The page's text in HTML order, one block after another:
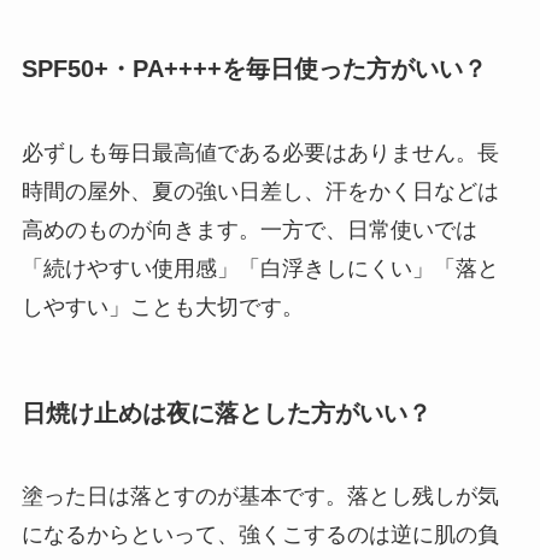
SPF50+・PA++++を毎日使った方がいい？
必ずしも毎日最高値である必要はありません。長
時間の屋外、夏の強い日差し、汗をかく日などは
高めのものが向きます。一方で、日常使いでは
「続けやすい使用感」「白浮きしにくい」「落と
しやすい」ことも大切です。
日焼け止めは夜に落とした方がいい？
塗った日は落とすのが基本です。落とし残しが気
になるからといって、強くこするのは逆に肌の負